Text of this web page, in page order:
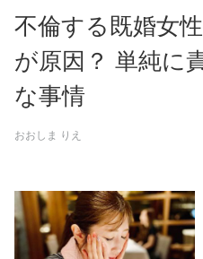
不倫する既婚女
が原因？ 単純に
な事情
おおしま りえ